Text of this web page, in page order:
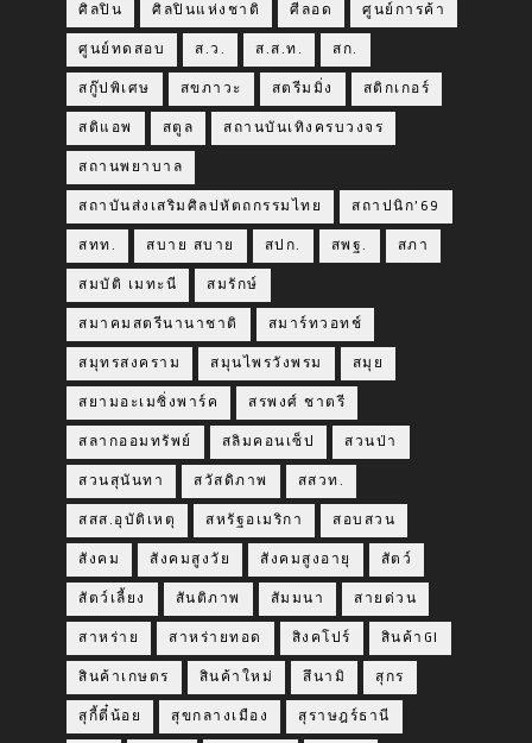
ศิลปิน ศิลปินแห่งชาติ ศีลอด ศูนย์การค้า
ศูนย์ทดสอบ ส.ว. ส.ส.ท. สก.
สกู๊ปพิเศษ สขภาวะ สตรีมมิ่ง สติกเกอร์
สติแอพ สตูล สถานบันเทิงครบวงจร
สถานพยาบาล
สถาบันส่งเสริมศิลปหัตถกรรมไทย สถาปนิก’69
สทท. สบาย สบาย สปก. สพฐ. สภา
สมบัติ เมทะนี สมรักษ์
สมาคมสตรีนานาชาติ สมาร์ทวอทช์
สมุทรสงคราม สมุนไพรวังพรม สมุย
สยามอะเมซิ่งพาร์ค สรพงศ์ ชาตรี
สลากออมทรัพย์ สลิมคอนเซ็ป สวนป่า
สวนสุนันทา สวัสดิภาพ สสวท.
สสส.อุบัติเหตุ สหรัฐอเมริกา สอบสวน
สังคม สังคมสูงวัย สังคมสูงอายุ สัตว์
สัตว์เลี้ยง สันติภาพ สัมมนา สายด่วน
สาหร่าย สาหร่ายทอด สิงคโปร์ สินค้าGI
สินค้าเกษตร สินค้าใหม่ สึนามิ สุกร
สุกี้ตี๋น้อย สุขกลางเมือง สุราษฎร์ธานี